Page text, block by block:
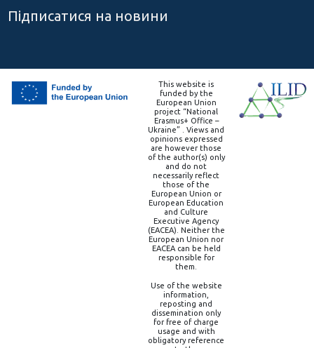
Підписатися на новини
This website is
funded by the
European Union
project “National
Erasmus+ Office –
Ukraine” . Views and
opinions expressed
are however those
of the author(s) only
and do not
necessarily reflect
those of the
European Union or
European Education
and Culture
Executive Agency
(EACEA). Neither the
European Union nor
EACEA can be held
responsible for
them.
Use of the website
information,
reposting and
dissemination only
for free of charge
usage and with
obligatory reference